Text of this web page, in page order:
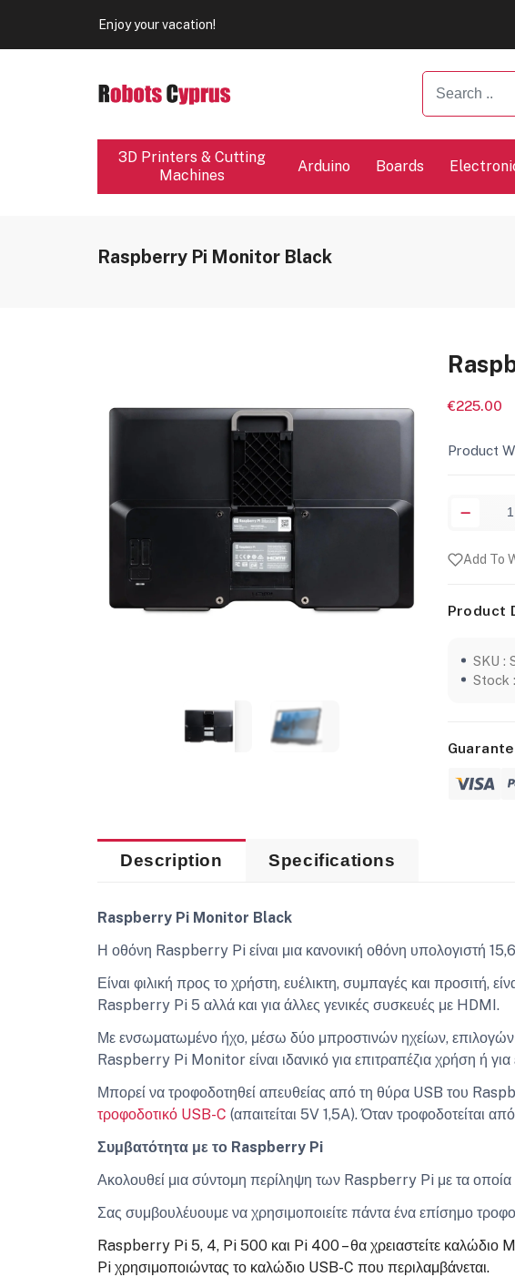
Our store will be close from 04 / 08 - 09 / 08. Any Orders will proceed at
3D Printers & Cutting
Machines
Arduino Boards
Raspberry Pi Monitor Black
€225.00
Product
Add To
Product
SKU :
Stock :
Description Specifications
Raspberry Pi Monitor Black
Η οθόνη Raspberry Pi είναι μια κανονική οθόνη υπολογιστή
Είναι φιλική προς το χρήστη, ευέλικτη, συμπαγές και
Raspberry Pi 5 αλλά και για άλλες γενικές συσκευές με HDMI.
Με ενσωματωμένο ήχο, μέσω δύο μπροστινών ηχείων, επιλογών
Raspberry Pi Monitor είναι ιδανικό για επιτραπέζια χρήση ή
Μπορεί να τροφοδοτηθεί απευθείας από τη θύρα USB του
τροφοδοτικό USB-C (απαιτείται 5V 1,5A). Όταν τροφοδοτείται
Συμβατότητα με το Raspberry Pi
Ακολουθεί μια σύντομη περίληψη των Raspberry Pi με τα οποία
Σας συμβουλέυουμε να χρησιμοποιείτε πάντα ένα επίσημο
Raspberry Pi 5, 4, Pi 500 και Pi 400 – θα χρειαστείτε καλώδιο
Pi χρησιμοποιώντας το καλώδιο USB-C που περιλαμβάνεται.